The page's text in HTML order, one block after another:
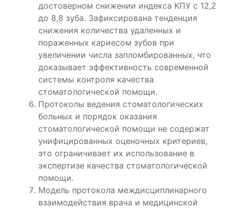
достоверном снижении индекса КПУ с 12,2
до 8,8 зуба. Зафиксирована тенденция
снижения количества удаленных и
пораженных кариесом зубов при
увеличении числа запломбированных, что
доказывает эффективность современной
системы контроля качества
стоматологической помощи.
Протоколы ведения стоматологических
больных и порядок оказания
стоматологической помощи не содержат
унифицированных оценочных критериев,
это ограничивает их использование в
экспертизе качества стоматологической
помощи.
Модель протокола междисциплинарного
взаимодействия врача и медицинской